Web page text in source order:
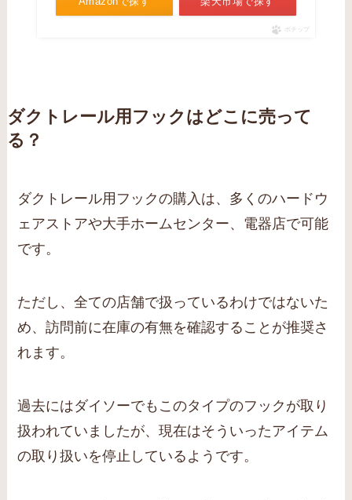
ポチップ
ダクトレール用フックはどこに売って
る？
ダクトレール用フックの購入は、多くのハードウ
ェアストアや大手ホームセンター、電器店で可能
です。
ただし、全ての店舗で扱っているわけではないた
め、訪問前に在庫の有無を確認することが推奨さ
れます。
過去にはダイソーでもこのタイプのフックが取り
扱われていましたが、現在はそういったアイテム
の取り扱いを停止しているようです。